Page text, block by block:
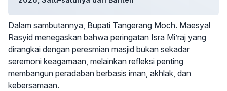
Dalam sambutannya, Bupati Tangerang Moch. Maesyal
Rasyid menegaskan bahwa peringatan Isra Mi’raj yang
dirangkai dengan peresmian masjid bukan sekadar
seremoni keagamaan, melainkan refleksi penting
membangun peradaban berbasis iman, akhlak, dan
kebersamaan.